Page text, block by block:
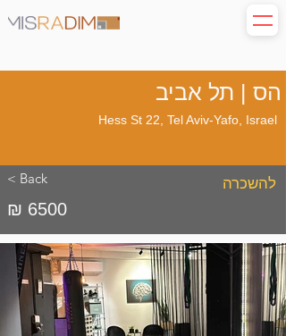
הס | תל אביב
Hess St 22, Tel Aviv-Yafo, Israel
< Back להשכרה
₪ 6500